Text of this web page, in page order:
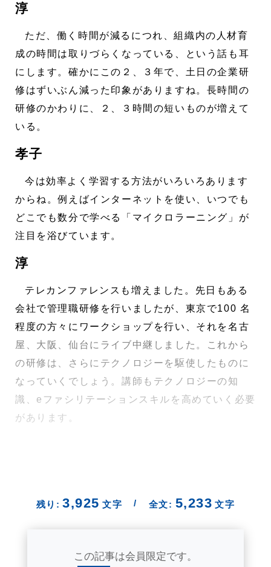
淳
ただ、働く時間が減るにつれ、組織内の人材育
成の時間は取りづらくなっている、という話も耳
にします。確かにこの２、３年で、土日の企業研
修はずいぶん減った印象がありますね。長時間の
研修のかわりに、２、３時間の短いものが増えて
いる。
孝子
今は効率よく学習する方法がいろいろあります
からね。例えばインターネットを使い、いつでも
どこでも数分で学べる「マイクロラーニング」が
注目を浴びています。
淳
テレカンファレンスも増えました。先日もある
会社で管理職研修を行いましたが、東京で100 名
程度の方々にワークショップを行い、それを名古
屋、大阪、仙台にライブ中継しました。これから
の研修は、さらにテクノロジーを駆使したものに
なっていくでしょう。講師もテクノロジーの知
識、eファシリテーションスキルを高めていく必要
があります。
残り: 3,925 文字 / 全文: 5,233 文字
この記事は会員限定です。